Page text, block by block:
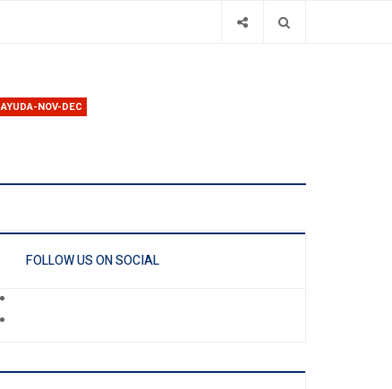
AYUDA-NOV-DEC
FOLLOW US ON SOCIAL